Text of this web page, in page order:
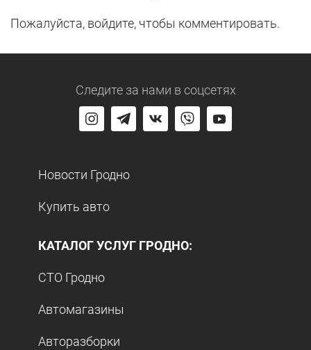
Пожалуйста, войдите, чтобы комментировать.
Следите за нами в соцсетях
Новости Гродно
Купить авто
КАТАЛОГ УСЛУГ ГРОДНО:
СТО Гродно
Автомагазины
Авторазборки